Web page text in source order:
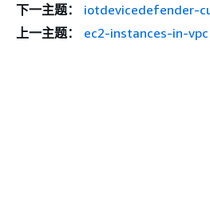
下一主题：
iotdevicedefender-
上一主题：
ec2-instances-in-vpc